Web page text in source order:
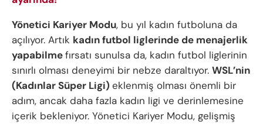
Yönetici Kariyer Modu, bu yıl kadın futboluna da
açılıyor. Artık kadın futbol liglerinde de menajerlik
yapabilmefırsatı sunulsa da, kadın futbol liglerinin
sınırlı olması deneyimi bir nebze daraltıyor. WSL’nin
(Kadınlar Süper Ligi) eklenmiş olması önemli bir
adım, ancak daha fazla kadın ligi ve derinlemesine
içerik bekleniyor. Yönetici Kariyer Modu, gelişmiş